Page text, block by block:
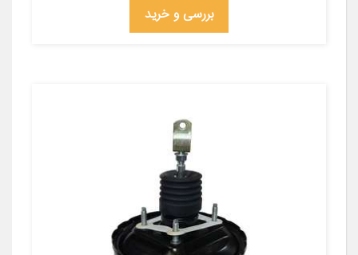
بررسی و خرید